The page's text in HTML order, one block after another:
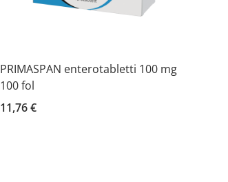
PRIMASPAN enterotabletti 100 mg
100 fol
11,76 €